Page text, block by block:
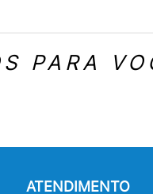
PARA
ATENDIMENTO